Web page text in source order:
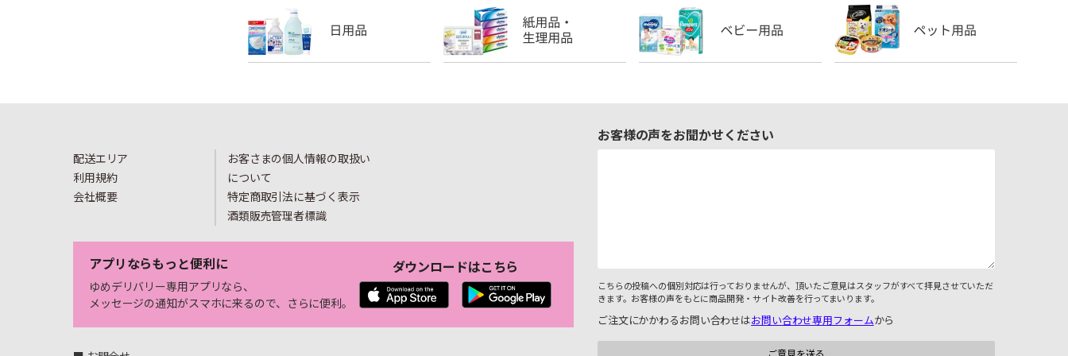
配送エリア
利用規約
会社概要
お客さまの個人情報の取扱い
について
特定商取引法に基づく表示
酒類販売管理者標識
アプリならもっと便利に
ゆめデリバリー専用アプリなら、
メッセージの通知がスマホに来るので、さらに便利。
ダウンロードはこちら
お客様の声をお聞かせください
こちらの投稿への個別対応は行っておりませんが、頂いたご意見はスタッフがすべて拝見させていただ
きます。お客様の声をもとに商品開発・サイト改善を行ってまいります。
ご注文にかかわるお問い合わせはお問い合わせ専用フォームから